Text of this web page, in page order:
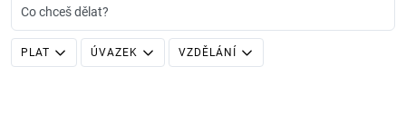
Co chceš dělat?
PLAT ÚVAZEK VZDĚLÁNÍ